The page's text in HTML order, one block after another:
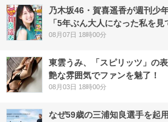
乃木坂46・賀喜遥香が週刊少
「5年ぶん大人になった私を見
08月07日 18時00分
東雲うみ、「スピリッツ」の
艶な雰囲気でファンを魅了！
08月03日 18時00分
なぜ59歳の三浦知良選手を起